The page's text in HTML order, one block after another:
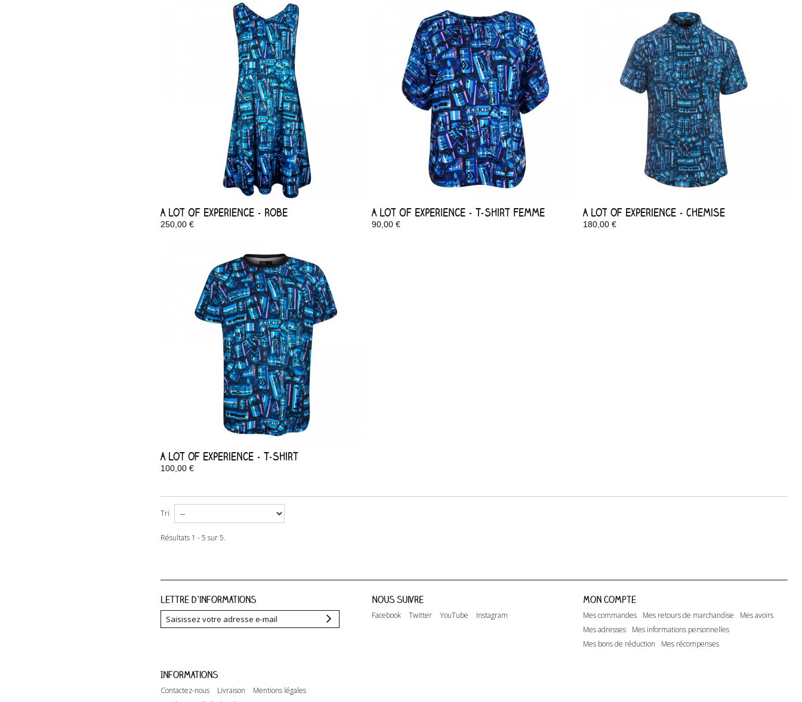
A Lot Of Experience - Robe
250,00 €
A Lot Of Experience - T-Shirt Femme
90,00 €
A Lot of Experience - Chemise
180,00 €
A Lot of Experience - T-shirt
100,00 €
Tri
Résultats 1 - 5 sur 5.
Lettre d'informations Nous suivre
Facebook Twitter YouTube Instagram
Mon compte
Mes commandes Mes retours de marchandise
Mes avoirs
Mes adresses
Mes informations personnelles
Mes bons de réduction
Mes récompenses
Informations
Contactez-nous Livraison
Mentions légales